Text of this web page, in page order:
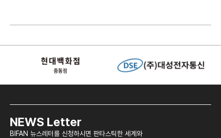
NEWS Letter
BIFAN 뉴스레터를 신청하시면 판타스틱한 세계와